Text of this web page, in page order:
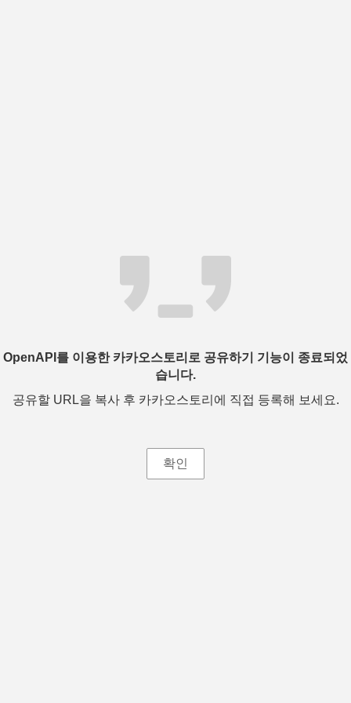
OpenAPI를 이용한 카카오스토리로 공유하기 기능이 종료되었
습니다.
공유할 URL을 복사 후 카카오스토리에 직접 등록해 보세요.
확인